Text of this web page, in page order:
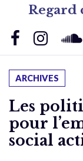
Regard
ARCHIVES
Les
pour
social